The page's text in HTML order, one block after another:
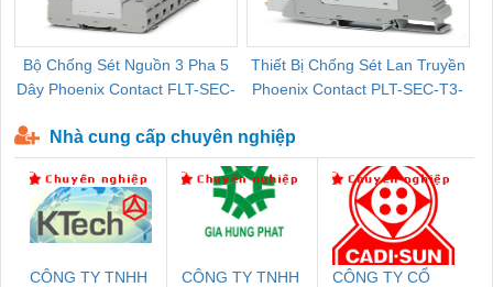
Bộ Chống Sét Nguồn 3 Pha 5
Dây Phoenix Contact FLT-SEC-
Thiết Bị Chống Sét Lan Truyền
Phoenix Contact PLT-SEC-T3-
Nhà cung cấp chuyên nghiệp
CÔNG TY TNHH
CÔNG TY TNHH
CÔNG TY CỔ